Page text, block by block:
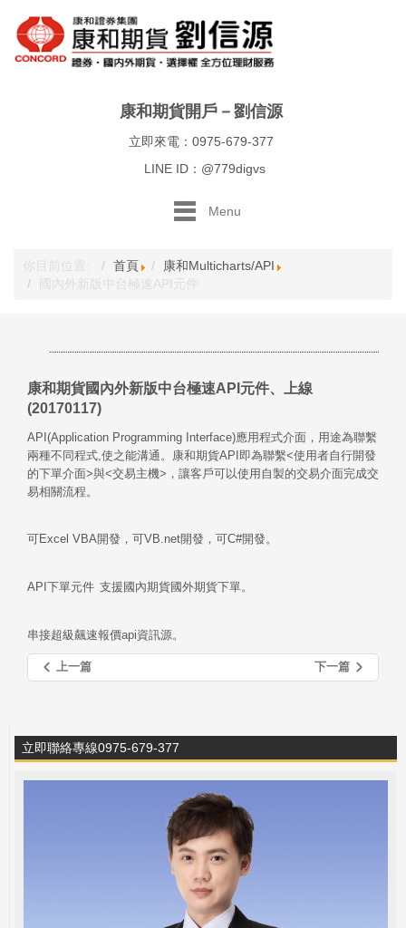
康和期貨開戶－劉信源
立即來電：0975-679-377
LINE ID：@779digvs
Menu
你目前位置: 首頁
康和Multicharts/API
國內外新版中台極速API元件
康和期貨國內外新版中台極速API元件、上線
(20170117)
API(Application Programming Interface)應用程式介面，用途為聯繫
兩種不同程式,使之能溝通。康和期貨API 即為聯繫<使用者自行開發
的下單介面>與<交易主機>，讓客戶可以使用自製的交易介面完成交
易相關流程。
可Excel VBA開發，可VB.net開發，可C#開發。
API 下單元件 支援國內期貨國外期貨下單。
串接超級飆速報價api資訊源。
上一篇 下一篇
立即聯絡專線0975-679-377